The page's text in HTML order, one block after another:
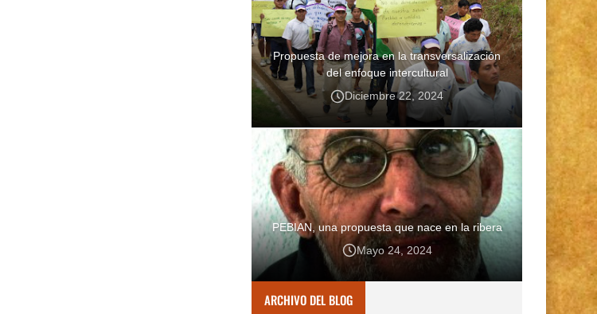
Propuesta de mejora en la transversalización
del enfoque intercultural
Diciembre 22, 2024
PEBIAN, una propuesta que nace en la ribera
Mayo 24, 2024
ARCHIVO DEL BLOG